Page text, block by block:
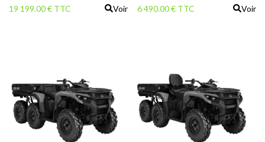
19 199.00 € TTC Voir 6 490.00 € TTC Voir